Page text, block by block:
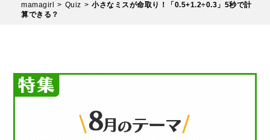
mamagirl Quiz
小さなミスが命取り！「0.5+1.2÷0.3」5秒で計
算できる？